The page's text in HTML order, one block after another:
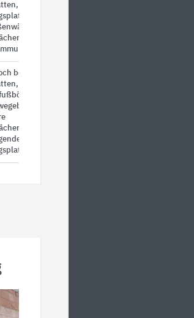
belastete